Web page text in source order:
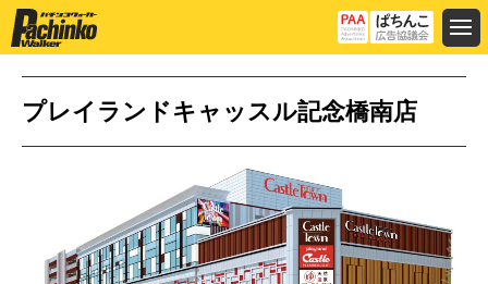
プレイランドキャッスル記念橋南店